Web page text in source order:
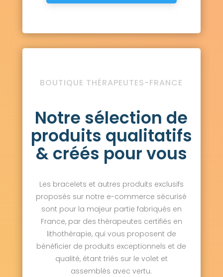
BOUTIQUE THÉRAPEUTES-FRANCE
Notre sélection de
produits qualitatifs
& créés pour vous
Les bracelets et autres produits exclusifs
proposés sur notre e-commerce sécurisé
sont pour la majeur partie fabriqués en
France, par des thérapeutes certifiés en
lithothérapie, qui vous proposent de
bénéficier de produits exceptionnels et de
qualité, étant triés sur le volet et
assemblés avec vertu.